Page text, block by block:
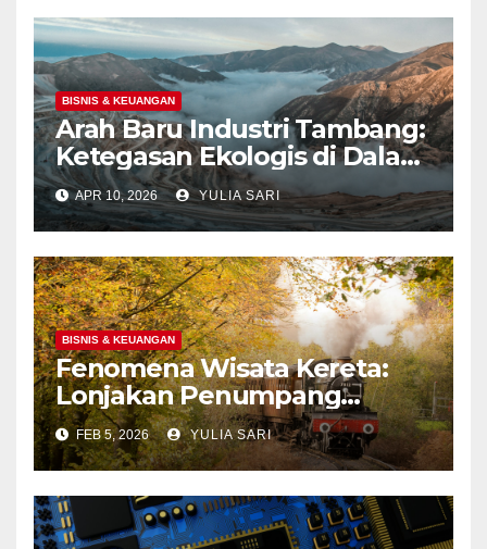
BISNIS & KEUANGAN
Arah Baru Industri Tambang:
Ketegasan Ekologis di Dalam
Negeri dan Spekulasi
Eksplorasi Laut Dalam Global
APR 10, 2026 YULIA SARI
BISNIS & KEUANGAN
Fenomena Wisata Kereta:
Lonjakan Penumpang
Panoramic di Jawa dan
Upaya Menghidupkan
Kembali Jalur Bersejarah di
Portland
FEB 5, 2026 YULIA SARI